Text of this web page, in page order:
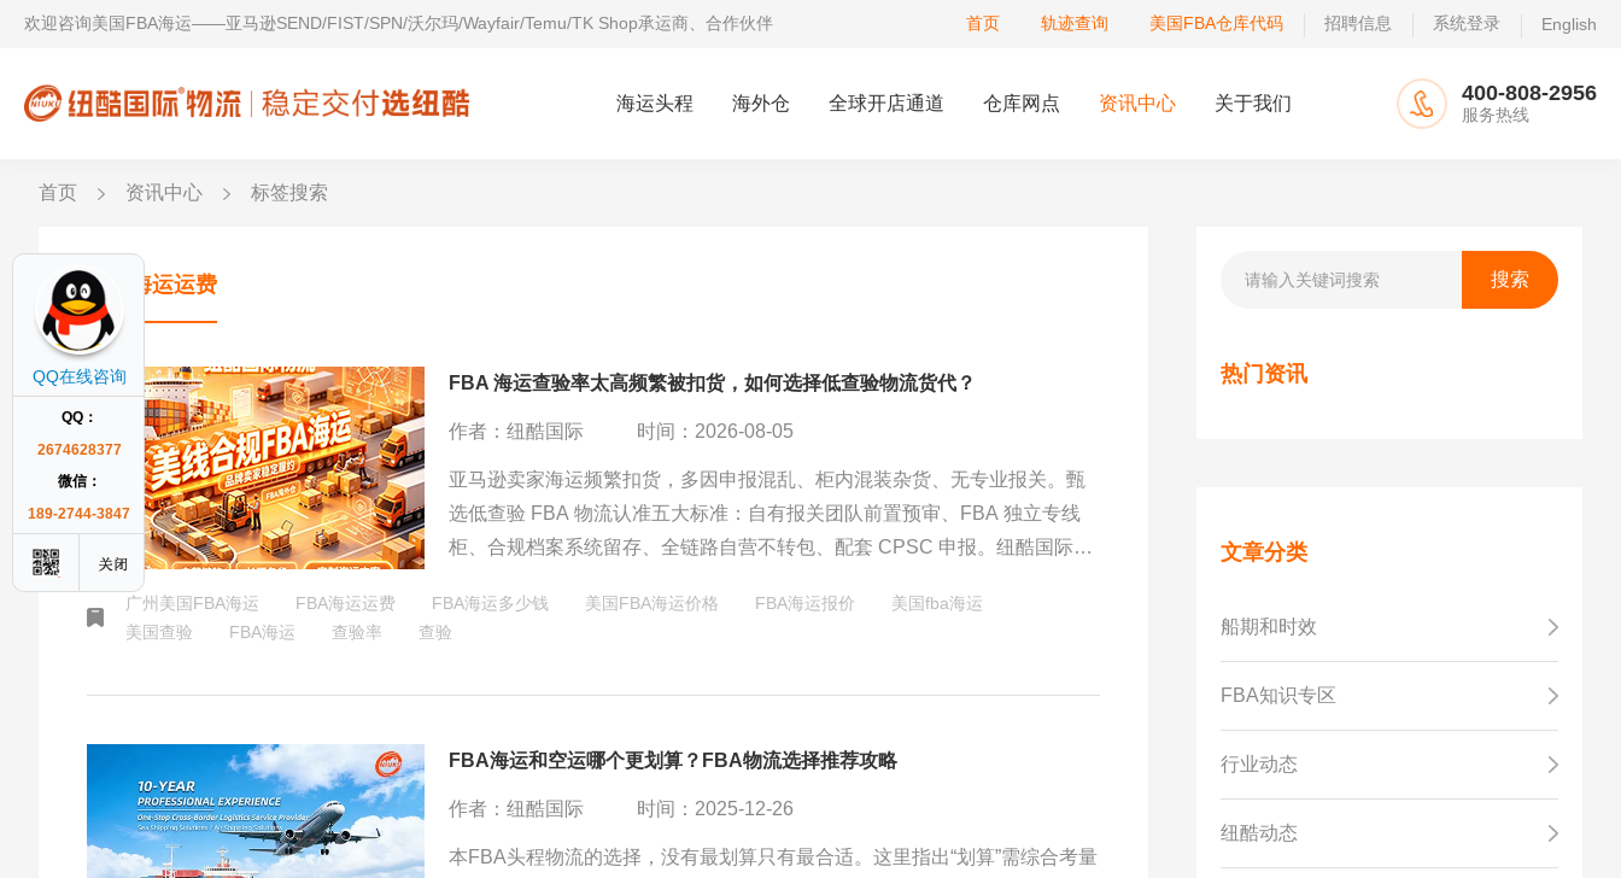
欢迎咨询美国FBA海运——亚马逊SEND/FIST/SPN/沃尔玛/Wayfair/Temu/TK Shop承运商、合作伙伴 首页 轨迹查询 美国FBA仓库代码 招聘信息 系统登录 English
海运头程 海外仓 全球开店通道 仓库网点 资讯中心 关于我们 400-808-2956
服务热线
首页 资讯中心 标签搜索
FBA海运运费
FBA 海运查验率太高频繁被扣货，如何选择低查验物流货代？
作者：纽酷国际 时间：2026-08-05
亚马逊卖家海运频繁扣货，多因申报混乱、柜内混装杂货、无专业报关。甄
选低查验 FBA 物流认准五大标准：自有报关团队前置预审、FBA 独立专线
柜、合规档案系统留存、全链路自营不转包、配套 CPSC 申报。纽酷国际中
搭配自营美线链路，为亚马逊品牌卖家提供稳定低查验海运方案，仅承接合
广州美国FBA海运 FBA海运运费 FBA海运多少钱 美国FBA海运价格 FBA海运报价
美国fba海运
美国查验
​FBA海运 查验率 查验
FBA海运和空运哪个更划算？FBA物流选择推荐攻略
作者：纽酷国际 时间：2025-12-26
本FBA头程物流的选择，没有最划算只有最合适。这里指出“划算”需综合考量
热门资讯
文章分类
船期和时效
FBA知识专区
行业动态
纽酷动态
QQ在线咨询
QQ：
2674628377
微信：
189-2744-3847